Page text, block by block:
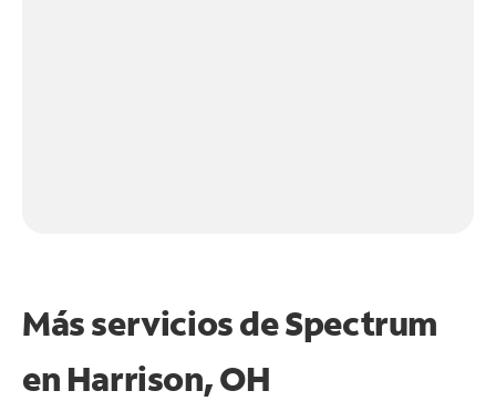
Más servicios de Spectrum
en Harrison, OH